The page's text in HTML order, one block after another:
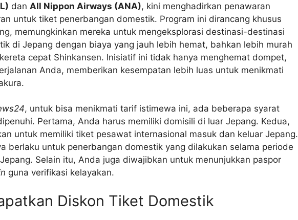
dan All Nippon Airways (ANA), kini menghadirkan penawaran
untuk tiket penerbangan domestik. Program ini dirancang khusus
memungkinkan mereka untuk mengeksplorasi destinasi-destinasi
di Jepang dengan biaya yang jauh lebih hemat, bahkan lebih murah
cepat Shinkansen. Inisiatif ini tidak hanya menghemat dompet,
Anda, memberikan kesempatan lebih luas untuk menikmati
, untuk bisa menikmati tarif istimewa ini, ada beberapa syarat
Pertama, Anda harus memiliki domisili di luar Jepang. Kedua,
untuk memiliki tiket pesawat internasional masuk dan keluar Jepang.
berlaku untuk penerbangan domestik yang dilakukan selama periode
Selain itu, Anda juga diwajibkan untuk menunjukkan paspor
guna verifikasi kelayakan.
Diskon Tiket Domestik